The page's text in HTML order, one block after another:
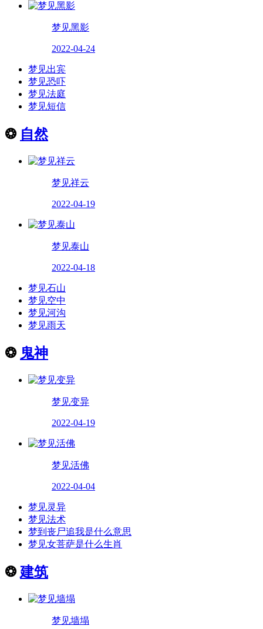
梦见黑影
2022-04-24
梦见出宾
梦见恐吓
梦见法庭
梦见短信
❂ 自然
梦见祥云
2022-04-19
梦见泰山
2022-04-18
梦见石山
梦见空中
梦见河沟
梦见雨天
❂ 鬼神
梦见变异
2022-04-19
梦见活佛
2022-04-04
梦见灵异
梦见法术
梦到丧尸追我是什么意思
梦见女菩萨是什么生肖
❂ 建筑
梦见墙塌